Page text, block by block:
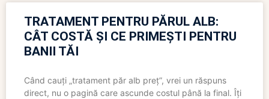
TRATAMENT PENTRU PĂRUL ALB:
CÂT COSTĂ ȘI CE PRIMEȘTI PENTRU
BANII TĂI
Când cauți „tratament păr alb preț”, vrei un răspuns
direct, nu o pagină care ascunde costul până la final. Îți